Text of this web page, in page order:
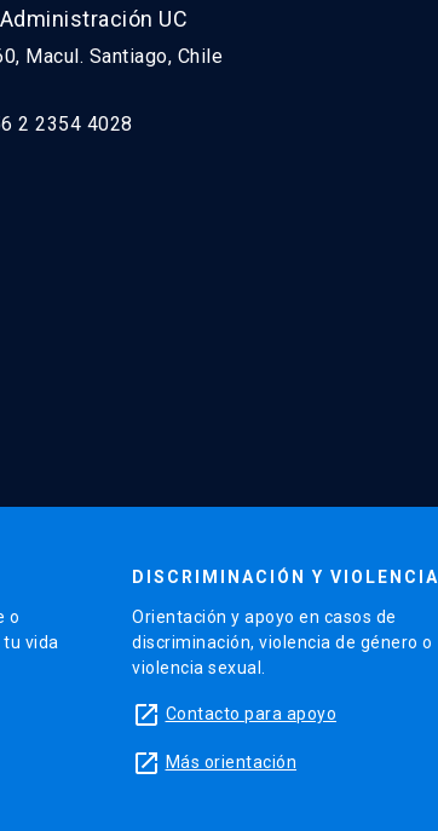
UC
Macul. Santiago, Chile
2 2354 4028
o
vida
DISCRIMINACIÓN Y VIOLENCIA
Orientación y apoyo en casos de
discriminación, violencia de género o
violencia sexual.
launch Contacto para apoyo
launch Más orientación